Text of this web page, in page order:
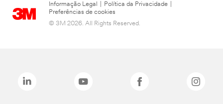
Informação Legal Política da Privacidade
Preferências de cookies
© 3M 2026. All Rights Reserved.